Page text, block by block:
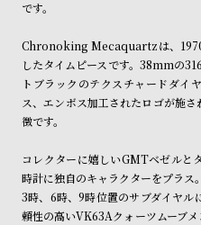
ル
ル
ォ
ッ
チ
ン
ド
そ
限
です。
Chronoking Mecaquartzは、
したタイムピースです。38mmの
トブラックのテクスチャードダイ
ス、エンボス加工されたロゴが施
徴です。
コレクターに嬉しいGMTベゼルと
時計に独自のキャラクターをプラス。
3時、6時、9時位置のサブダイヤ
頼性の高いVK63Aクォーツムーブ